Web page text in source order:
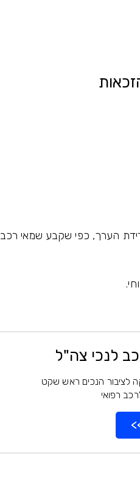
הערך, כפי שקבע שמאי רכב
לנכי צה"ל
לציבור הנכים ראש שקט
רפואי